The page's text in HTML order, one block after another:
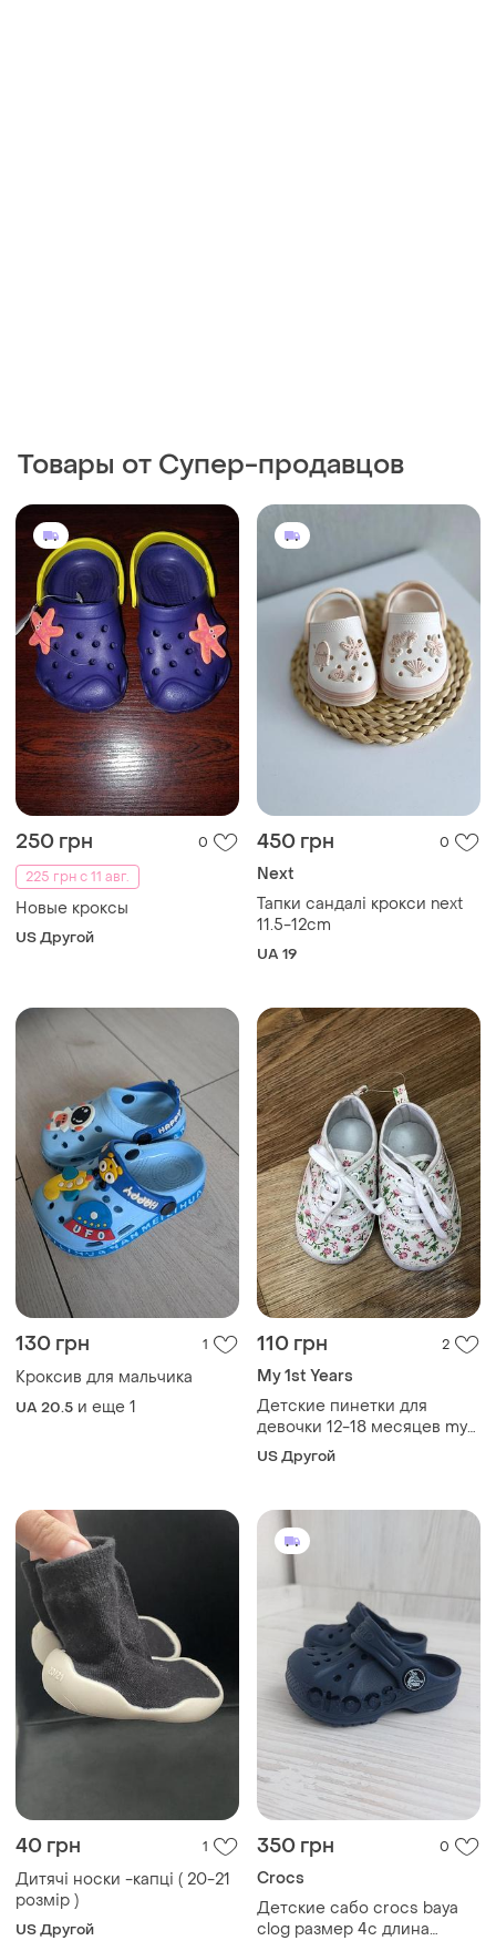
250 грн
0
225 грн с 11 авг.
Новые кроксы
US Другой
450 грн 0
UA 19
130 грн 1
Кроксив для мальчика
UA 20.5 и еще 1
110 грн 2
My 1st Years
Детские пинетки для
девочки 12-18 месяцев my
1st years
US Другой
40 грн 1
Дитячі носки -капці ( 20-21
350 грн 0
Crocs
Детские сабо crocs baya
clog размер 4c длина
стельки 12,5см
US 4
Загружайте приложение